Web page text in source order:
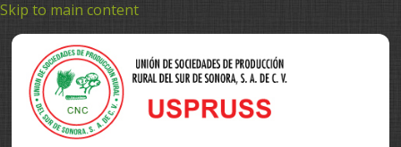
Skip to main content